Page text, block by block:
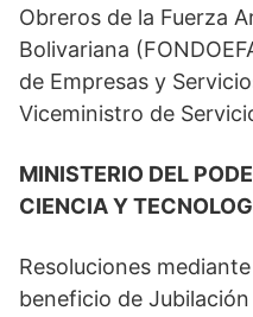
Obreros de la Fuerza
Bolivariana
de Empresas y
Viceministro de
MINISTERIO DEL
CIENCIA Y
Resoluciones
beneficio de Jubilación